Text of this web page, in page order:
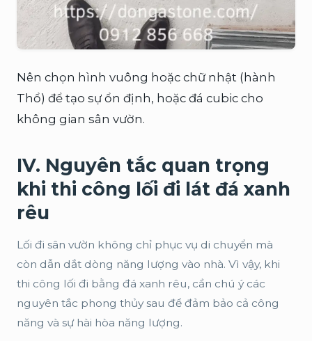
Nên chọn hình vuông hoặc chữ nhật (hành
Thổ) để tạo sự ổn định, hoặc đá cubic cho
không gian sân vườn.
IV. Nguyên tắc quan trọng
khi thi công lối đi lát đá xanh
rêu
Lối đi sân vườn không chỉ phục vụ di chuyển mà
còn dẫn dắt dòng năng lượng vào nhà. Vì vậy, khi
thi công lối đi bằng đá xanh rêu, cần chú ý các
nguyên tắc phong thủy sau để đảm bảo cả công
năng và sự hài hòa năng lượng.